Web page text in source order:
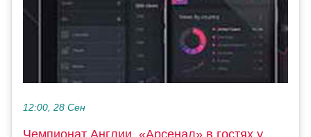
12:00, 28 Сен
Чемпионат Англии. «Арсенал» в гостях у